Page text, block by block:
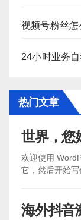
视频号粉丝怎
24小时业务
热门文章
世界，您
欢迎使用
它，然后开始写
海外抖音